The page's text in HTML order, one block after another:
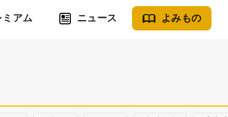
ミアム ニュース よみもの